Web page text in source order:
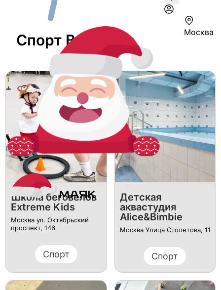
Москва
Спорт В Москве
Школа беговелов
Extreme Kids
Москва ул. Октябрьский
проспект, 146
Спорт
Детская
аквастудия
Alice&Bimbie
Москва Улица Столетова, 11
Спорт